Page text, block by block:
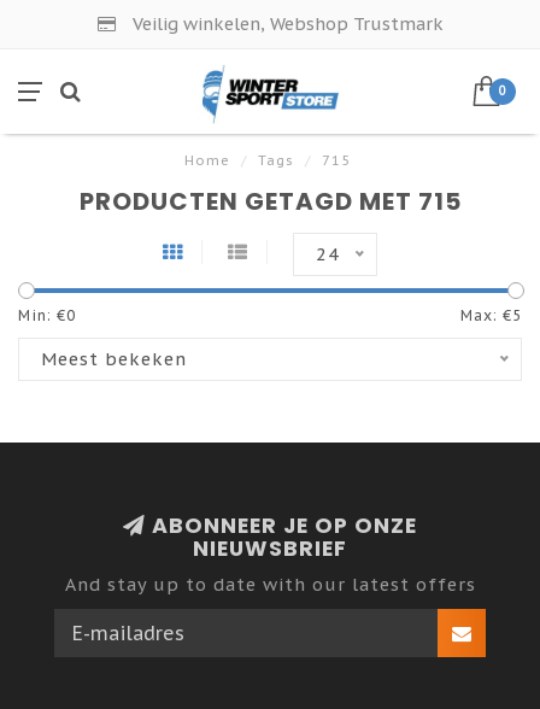
Veilig winkelen, Webshop Trustmark
0
Home / Tags / 715
PRODUCTEN GETAGD MET 715
24
Min: €0 Max: €5
Meest bekeken
ABONNEER JE OP ONZE
NIEUWSBRIEF
And stay up to date with our latest offers